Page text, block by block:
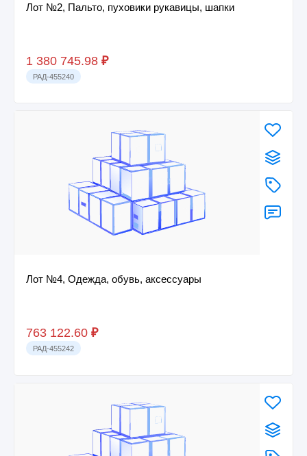
Лот №2, Пальто, пуховики рукавицы, шапки
1 380 745.98 ₽
РАД-455240
Лот №4, Одежда, обувь, аксессуары
763 122.60 ₽
РАД-455242